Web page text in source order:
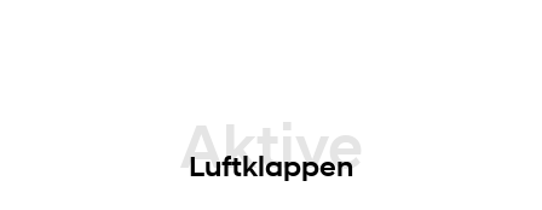
Luftklappen